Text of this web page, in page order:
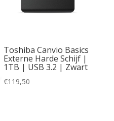
Toshiba Canvio Basics
Externe Harde Schijf |
1TB | USB 3.2 | Zwart
€119,50